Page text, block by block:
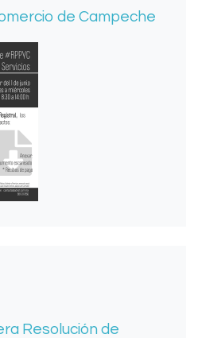
de Campeche
Resolución de